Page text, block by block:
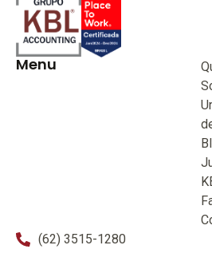
Menu
(62) 3515-1280